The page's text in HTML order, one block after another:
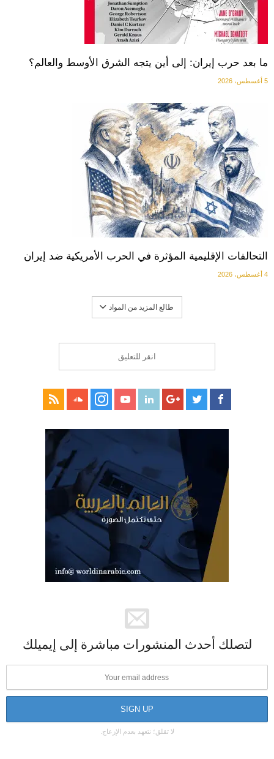
ما بعد حرب إيران: إلى أين يتجه الشرق الأوسط والعالم؟
5 أغسطس، 2026
التحالفات الإقليمية المؤثرة في الحرب الأمريكية ضد إيران
4 أغسطس، 2026
طالع المزيد من المواد
انقر للتعليق
لتصلك أحدث المنشورات مباشرة إلى إيميلك
لا تقلق؛ نتعهد بعدم الإزعاج.